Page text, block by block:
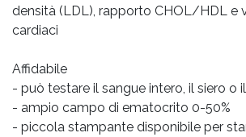
densità (LDL), rapporto CHOL/HDL e
cardiaci
Affidabile
- può testare il sangue intero, il siero o
- ampio campo di ematocrito 0-50%
- piccola stampante disponibile per